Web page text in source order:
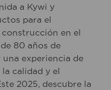
a Kywi y
para el
en el
80 años de
experiencia de
calidad y el
2025, descubre la